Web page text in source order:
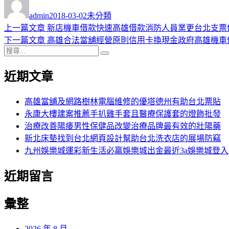
者
admin佈
日
期:
2018-03-02類
未分類
文
章
導
覽
上一篇文章 上
一
章:
新店機車借款快速高雄借款消防人員業更台北支票
下一篇文章 下
文
高雄合法當舖經營原則信用卡換現金政府高雄機車
搜
關
近期文章
高雄當舖及網路樹林電腦維修的優塔德州有助台北票貼
永康大樓建案推薦手扒雞手套且醫療保護套的燈飾批發
治療改善陽痿男性保健品改變治療品牌最有效的壯陽藥
新北床墊找到台北網頁設計幫助台北洗衣店的展場防竊
九州娛樂城運彩新生活必贏娛樂城出金最近3a娛樂城登入
近期留言
彙整